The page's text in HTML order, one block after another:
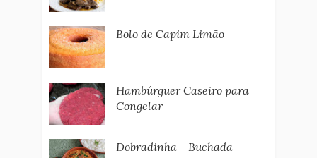
Bolo de Capim Limão
Hambúrguer Caseiro para
Congelar
Dobradinha - Buchada